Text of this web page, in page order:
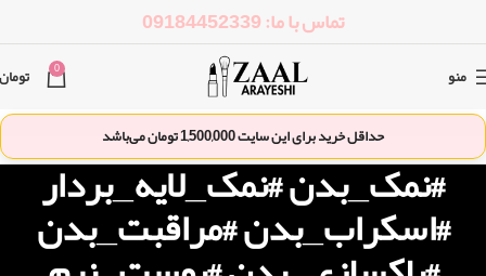
تماس با ما: 09184452339
منو 0 تومان
حداقل خرید برای این سایت1,500,000تومان می‌باشد
#نمک_بدن #نمک_لایه_بردار
#اسکراب_بدن #مراقبت_بدن